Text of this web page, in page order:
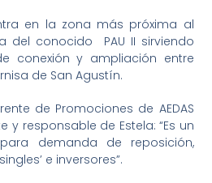
en la zona más próxima al
del conocido PAU II sirviendo
conexión y ampliación entre
de San Agustín.
de Promociones de AEDAS
y responsable de Estela: “Es un
demanda de reposición,
e inversores”.